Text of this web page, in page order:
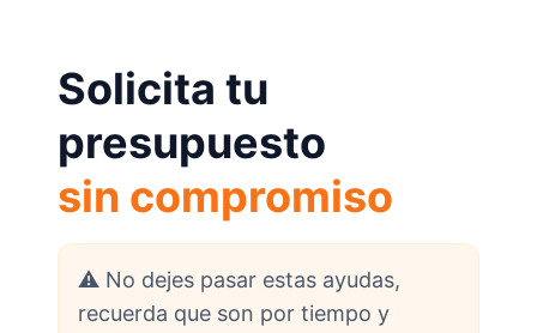
Solicita tu
presupuesto
sin compromiso
⚠️ No dejes pasar estas ayudas,
recuerda que son por tiempo y